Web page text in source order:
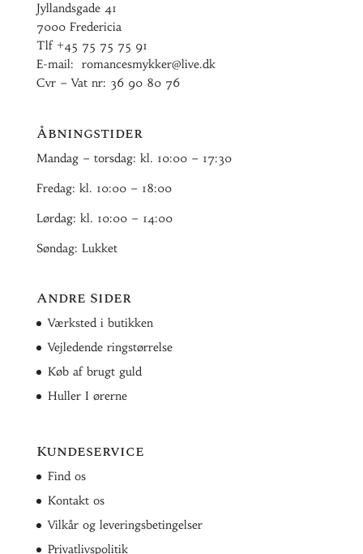
Jyllandsgade 41
7000 Fredericia
Tlf +45 75 75 75 91
E-mail: romancesmykker@live.dk
Cvr – Vat nr: 36 90 80 76
Åbningstider
Mandag – torsdag: kl. 10:00 – 17:30
Fredag: kl. 10:00 – 18:00
Lørdag: kl. 10:00 – 14:00
Søndag: Lukket
Andre Sider
Værksted i butikken
Vejledende ringstørrelse
Køb af brugt guld
Huller I ørerne
Kundeservice
Find os
Kontakt os
Vilkår og leveringsbetingelser
Privatlivspolitik